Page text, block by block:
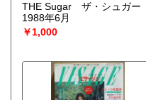
THE Sugar ザ・シュガー
1988年6月
￥1,000